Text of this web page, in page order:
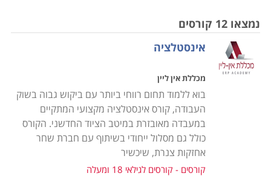
צנרת הבניין המרכזית ועד צנרת הביוב העירונית, כולל
האבזרים המחוברים לה. ישנם שני סוגים עיקריים של
עבודת שרברבות: הרכבת מערכות חדשות, ואיתור ותיקון
תקלות במערכת קיימת. ישנם שרברבים העובדים כעצמאי,
לעתים כעסק של אדם אחד בלבד, וכן הפעילים בחברות
אינסטלציה, ובחברות בעלות התמחות רחבה יותר בתחום
מעבר לעבודתם של שרברבים בתיקון ובהצבת צנרת
נמצאו 12 קורסים
אינסטלציה
מכללת אין ליין
בוא ללמוד תחום רווחי ביותר עם ביקוש גבוה בשוק
העבודה, קורס אינסטלציה מקצועי המתקיים
במעבדה מאובזרת במיטב הציוד החדשני. הקורס
כולל גם מסלול ייחודי בשיתוף עם חברת שחר
אחזקות צנרת, שיכשיר
קורסים - קורסים לגילאי 18 ומעלה